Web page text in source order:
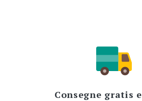
Consegne gratis